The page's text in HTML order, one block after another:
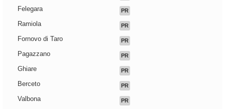
Felegara PR
Ramiola PR
Fornovo di Taro PR
Pagazzano PR
Ghiare PR
Berceto PR
Valbona PR